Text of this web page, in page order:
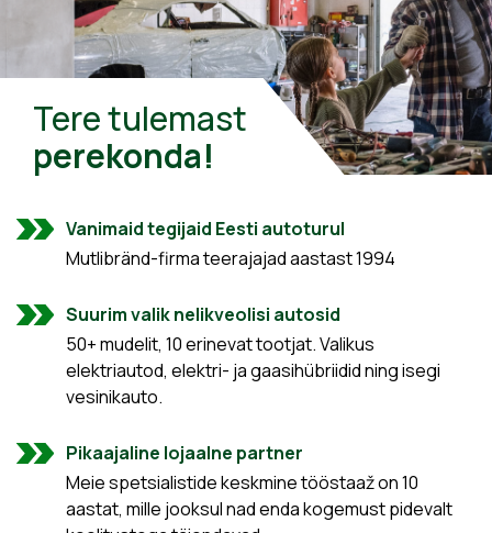
Tere tulemast
perekonda!
Vanimaid tegijaid Eesti autoturul
Mutlibränd-firma teerajajad aastast 1994
Suurim valik nelikveolisi autosid
50+ mudelit, 10 erinevat tootjat. Valikus
elektriautod, elektri- ja gaasihübriidid ning isegi
vesinikauto.
Pikaajaline lojaalne partner
Meie spetsialistide keskmine tööstaaž on 10
aastat, mille jooksul nad enda kogemust pidevalt